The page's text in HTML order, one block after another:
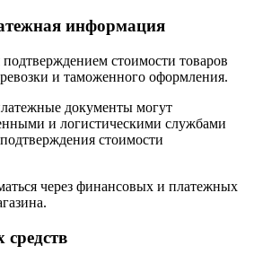
информация
подтверждением стоимости товаров
и таможенного оформления.
документы могут
и логистическими службами
стоимости
через финансовых и платежных